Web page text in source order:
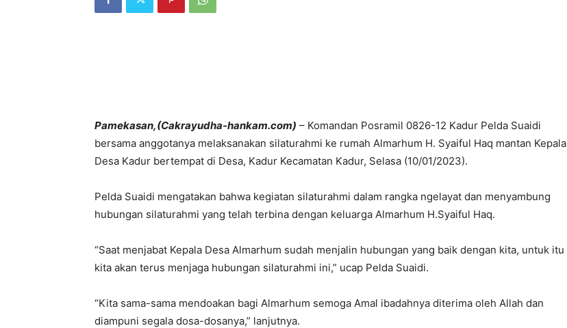
Pamekasan,(Cakrayudha-hankam.com) – Komandan Posramil 0826-12 Kadur Pelda Suaidi
bersama anggotanya melaksanakan silaturahmi ke rumah Almarhum H. Syaiful Haq mantan Kepala
Desa Kadur bertempat di Desa, Kadur Kecamatan Kadur, Selasa (10/01/2023).
Pelda Suaidi mengatakan bahwa kegiatan silaturahmi dalam rangka ngelayat dan menyambung
hubungan silaturahmi yang telah terbina dengan keluarga Almarhum H.Syaiful Haq.
“Saat menjabat Kepala Desa Almarhum sudah menjalin hubungan yang baik dengan kita, untuk itu
kita akan terus menjaga hubungan silaturahmi ini,” ucap Pelda Suaidi.
“Kita sama-sama mendoakan bagi Almarhum semoga Amal ibadahnya diterima oleh Allah dan
diampuni segala dosa-dosanya,” lanjutnya.